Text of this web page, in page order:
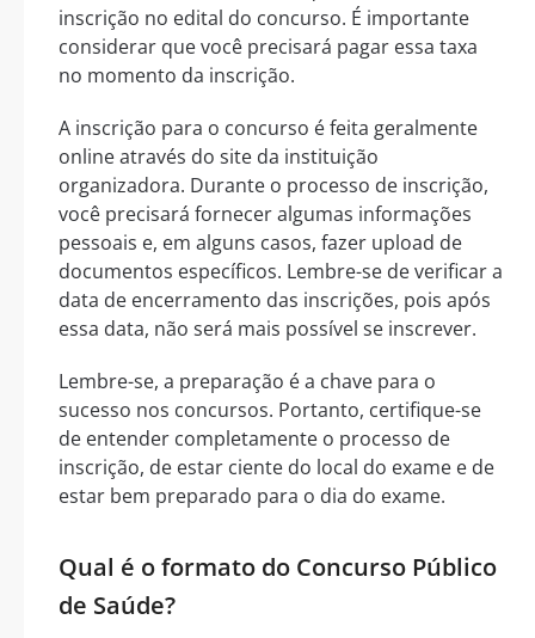
inscrição no edital do concurso. É importante
considerar que você precisará pagar essa taxa
no momento da inscrição.
A inscrição para o concurso é feita geralmente
online através do site da instituição
organizadora. Durante o processo de inscrição,
você precisará fornecer algumas informações
pessoais e, em alguns casos, fazer upload de
documentos específicos. Lembre-se de verificar a
data de encerramento das inscrições, pois após
essa data, não será mais possível se inscrever.
Lembre-se, a preparação é a chave para o
sucesso nos concursos. Portanto, certifique-se
de entender completamente o processo de
inscrição, de estar ciente do local do exame e de
estar bem preparado para o dia do exame.
Qual é o formato do Concurso Público
de Saúde?